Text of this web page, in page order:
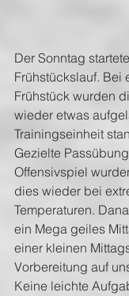
Der Sonntag
Frühstückslauf. Bei
Frühstück wurden
wieder etwas
Trainingseinheit
Gezielte
Offensivspiel
dies wieder bei
Temperaturen.
ein Mega geiles
einer kleinen
Vorbereitung auf
Keine leichte